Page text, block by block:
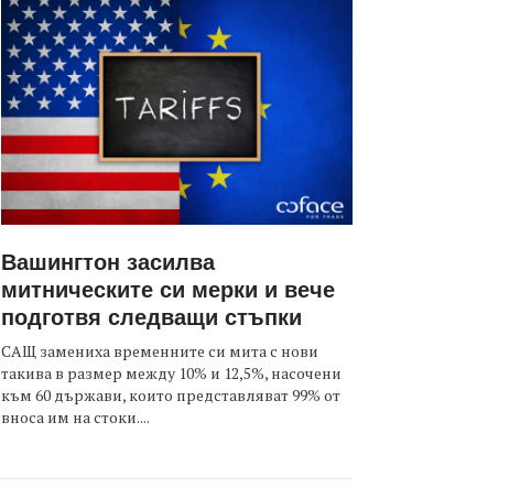
Вашингтон засилва
митническите си мерки и вече
подготвя следващи стъпки
САЩ замениха временните си мита с нови
такива в размер между 10% и 12,5%, насочени
към 60 държави, които представляват 99% от
вноса им на стоки....